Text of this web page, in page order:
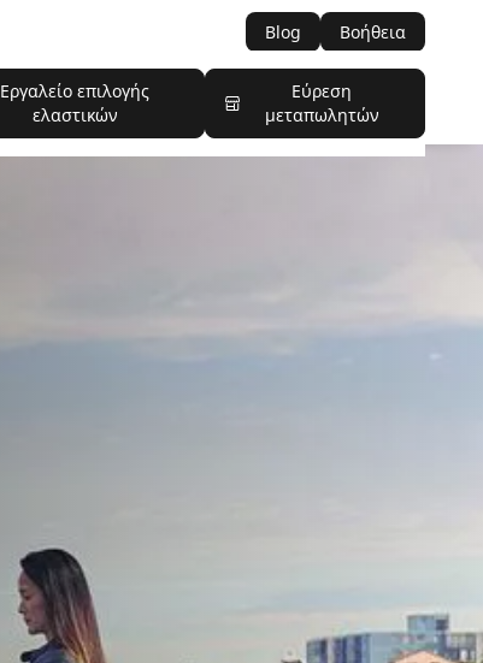
Blog Βοήθεια
Εργαλείο επιλογής
ελαστικών
Εύρεση
μεταπωλητών